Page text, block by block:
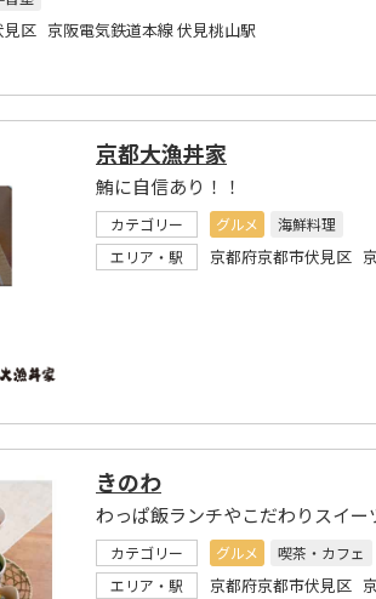
見区 京阪電気鉄道本線 伏見桃山駅
京都大漁丼家
鮪に自信あり！！
カテゴリー グルメ
海鮮料理
エリア・駅
京都府京都市伏見区
きのわ
わっぱ飯ランチやこだわりスイー
カテゴリー グルメ
喫茶・カフェ
エリア・駅
京都府京都市伏見区